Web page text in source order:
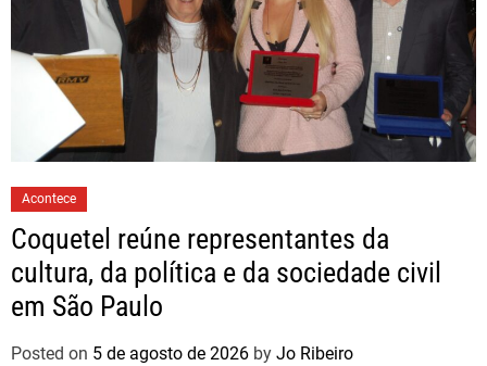
Acontece
Coquetel reúne representantes da
cultura, da política e da sociedade civil
em São Paulo
Posted on 5 de agosto de 2026 by Jo Ribeiro